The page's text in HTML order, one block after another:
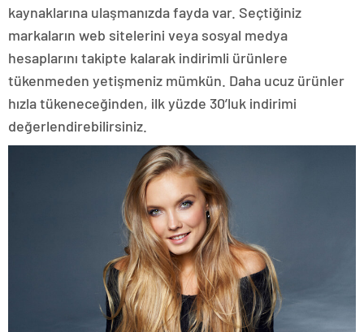
kaynaklarına ulaşmanızda fayda var. Seçtiğiniz
markaların web sitelerini veya sosyal medya
hesaplarını takipte kalarak indirimli ürünlere
tükenmeden yetişmeniz mümkün. Daha ucuz ürünler
hızla tükeneceğinden, ilk yüzde 30’luk indirimi
değerlendirebilirsiniz.